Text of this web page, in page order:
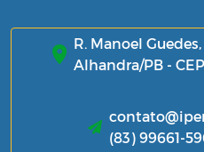
R. Manoel
Alhandra/PB -
(83) 99661-